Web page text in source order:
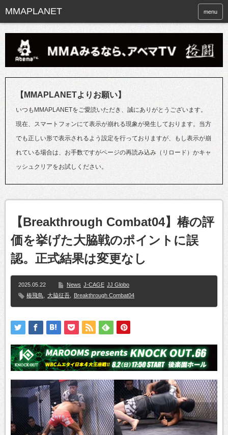
menu
【MMAPLANETよりお願い】
いつもMMAPLANETをご愛読いただき、誠にありがとうございます。
現在、スマートフォンにて表示が崩れる現象が発生しております。当方
でも正しい形で表示されるよう設定を行っておりますが、もし表示が崩
れている場合は、お手数ですがページの再読み込み（リロード）かキャ
ッシュクリアをお試しください。
【Breakthrough Combat04】椿の評
価を挙げた大脇戦のポイントに誤
認。正式結果は変更なし
2025.05.22 News J-CAGE JJ Globo
椿飛鳥
大脇征吾 Breakthrough Combat04